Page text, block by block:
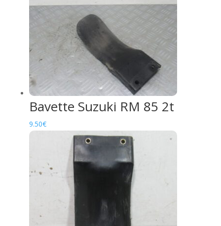
Bavette Suzuki RM 85 2t
9.50€